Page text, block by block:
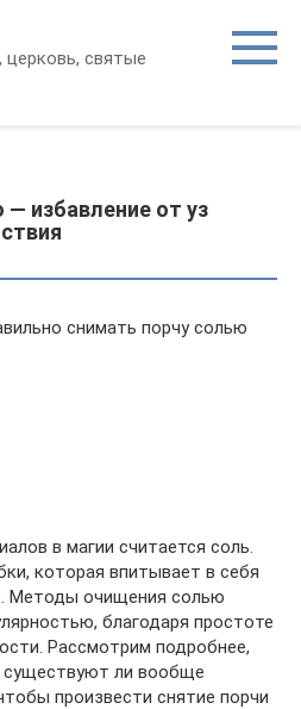
святые
избавление от уз
снимать порчу солью
в магии считается соль.
которая впитывает в себя
Методы очищения солью
благодаря простоте
Рассмотрим подробнее,
существуют ли вообще
произвести снятие порчи